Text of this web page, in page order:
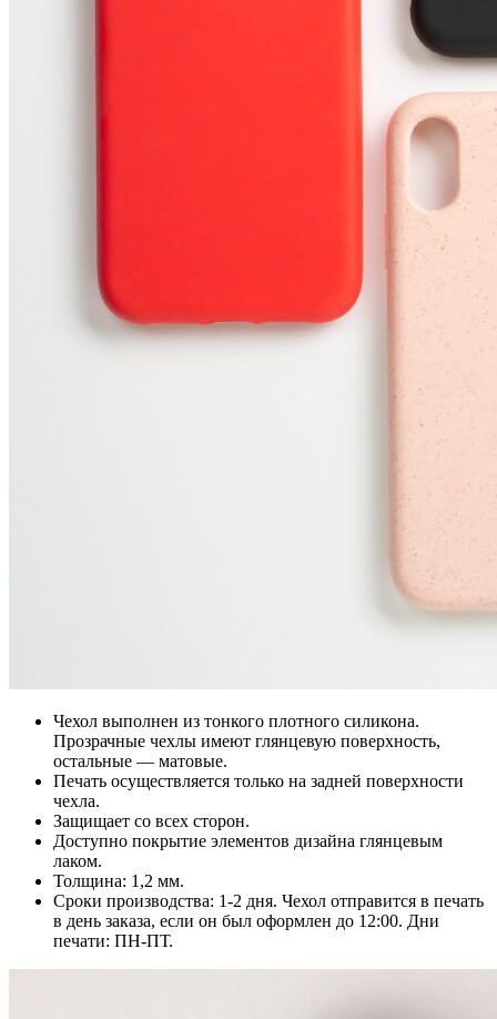
Чехол выполнен из тонкого плотного силикона.
Прозрачные чехлы имеют глянцевую поверхность,
остальные — матовые.
Печать осуществляется только на задней поверхности
чехла.
Защищает со всех сторон.
Доступно покрытие элементов дизайна глянцевым
лаком.
Толщина: 1,2 мм.
Сроки производства: 1-2 дня. Чехол отправится в печать
в день заказа, если он был оформлен до 12:00. Дни
печати: ПН-ПТ.